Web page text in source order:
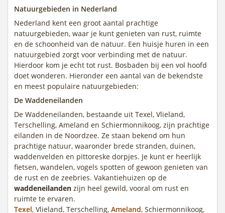
Natuurgebieden in Nederland
Nederland kent een groot aantal prachtige
natuurgebieden, waar je kunt genieten van rust, ruimte
en de schoonheid van de natuur. Een huisje huren in een
natuurgebied zorgt voor verbinding met de natuur.
Hierdoor kom je echt tot rust. Bosbaden bij een vol hoofd
doet wonderen. Hieronder een aantal van de bekendste
en meest populaire natuurgebieden:
De Waddeneilanden
De Waddeneilanden, bestaande uit Texel, Vlieland,
Terschelling, Ameland en Schiermonnikoog, zijn prachtige
eilanden in de Noordzee. Ze staan bekend om hun
prachtige natuur, waaronder brede stranden, duinen,
waddenvelden en pittoreske dorpjes. Je kunt er heerlijk
fietsen, wandelen, vogels spotten of gewoon genieten van
de rust en de zeebries. Vakantiehuizen op de
waddeneilanden zijn heel gewild, vooral om rust en
ruimte te ervaren.
Texel, Vlieland, Terschelling, Ameland, Schiermonnikoog,